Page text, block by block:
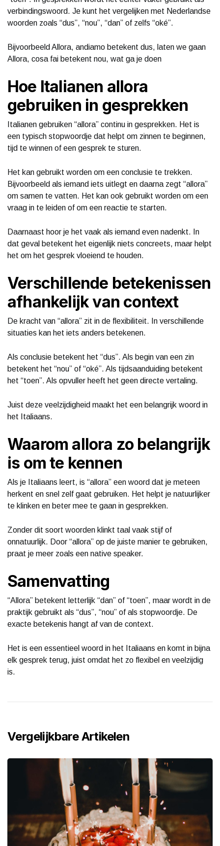
verbindingswoord. Je kunt het vergelijken met Nederlandse
woorden zoals “dus”, “nou”, “dan” of zelfs “oké”.
Bijvoorbeeld Allora, andiamo betekent dus, laten we gaan
Allora, cosa fai betekent nou, wat ga je doen
Hoe Italianen allora
gebruiken in gesprekken
Italianen gebruiken “allora” continu in gesprekken. Het is
een typisch stopwoordje dat helpt om zinnen te beginnen,
tijd te winnen of een gesprek te sturen.
Het kan gebruikt worden om een conclusie te trekken.
Bijvoorbeeld als iemand iets uitlegt en daarna zegt “allora”
om samen te vatten. Het kan ook gebruikt worden om een
vraag in te leiden of om een reactie te starten.
Daarnaast hoor je het vaak als iemand even nadenkt. In
dat geval betekent het eigenlijk niets concreets, maar helpt
het om het gesprek vloeiend te houden.
Verschillende betekenissen
afhankelijk van context
De kracht van “allora” zit in de flexibiliteit. In verschillende
situaties kan het iets anders betekenen.
Als conclusie betekent het “dus”. Als begin van een zin
betekent het “nou” of “oké”. Als tijdsaanduiding betekent
het “toen”. Als opvuller heeft het geen directe vertaling.
Juist deze veelzijdigheid maakt het een belangrijk woord in
het Italiaans.
Waarom allora zo belangrijk
is om te kennen
Als je Italiaans leert, is “allora” een woord dat je meteen
herkent en snel zelf gaat gebruiken. Het helpt je natuurlijker
te klinken en beter mee te gaan in gesprekken.
Zonder dit soort woorden klinkt taal vaak stijf of
onnatuurlijk. Door “allora” op de juiste manier te gebruiken,
praat je meer zoals een native speaker.
Samenvatting
“Allora” betekent letterlijk “dan” of “toen”, maar wordt in de
praktijk gebruikt als “dus”, “nou” of als stopwoordje. De
exacte betekenis hangt af van de context.
Het is een essentieel woord in het Italiaans en komt in bijna
elk gesprek terug, juist omdat het zo flexibel en veelzijdig
is.
Vergelijkbare Artikelen